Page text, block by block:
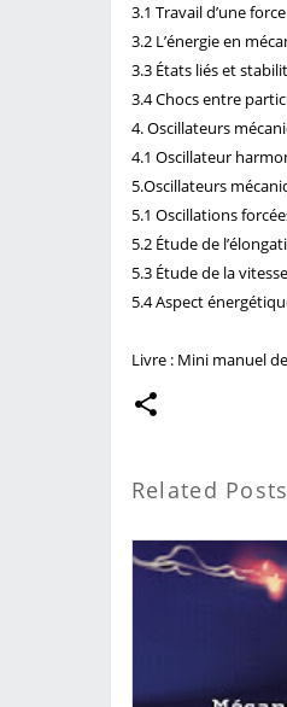
3.1 Travail d’une
3.2 L’énergie en
3.3 États liés et
3.4 Chocs entre
4. Oscillateurs
4.1 Oscillateur
5.Oscillateurs
5.1 Oscillations
5.2 Étude de
5.3 Étude de la vitesse
5.4 Aspect
Livre : Mini manuel
Related Posts